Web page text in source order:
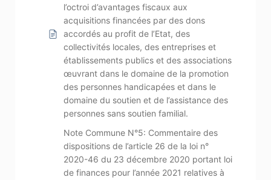
l’octroi d’avantages fiscaux aux
acquisitions financées par des dons
accordés au profit de l’Etat, des
collectivités locales, des entreprises et
établissements publics et des associations
œuvrant dans le domaine de la promotion
des personnes handicapées et dans le
domaine du soutien et de l’assistance des
personnes sans soutien familial.
Note Commune N°5: Commentaire des
dispositions de l’article 26 de la loi n°
2020-46 du 23 décembre 2020 portant loi
de finances pour l’année 2021 relatives à